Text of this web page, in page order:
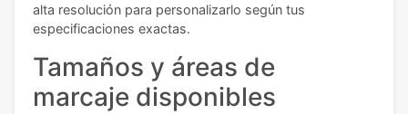
alta resolución para personalizarlo según tus
especificaciones exactas.
Tamaños y áreas de
marcaje disponibles